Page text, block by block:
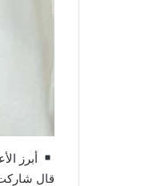
أبرز